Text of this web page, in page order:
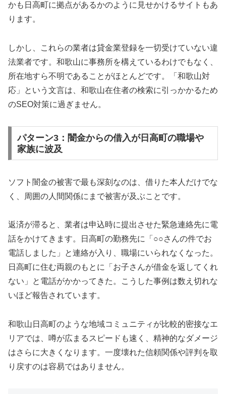
かも日高町に拠点があるかのように見せかけるサイトもあ
ります。
しかし、これらの業者は貸金業登録を一切受けていない違
法業者です。和歌山に事務所を構えているわけでもなく、
所在地すら不明であることがほとんどです。「和歌山対
応」という文言は、和歌山在住者の検索に引っかかるため
のSEO対策に過ぎません。
パターン3：闇金からの借入が日高町の職場や
家族に波及
ソフト闇金の被害で最も深刻なのは、借りた本人だけでな
く、周囲の人間関係にまで被害が及ぶことです。
返済が滞ると、業者は申込時に提出させた緊急連絡先に電
話をかけてきます。日高町の勤務先に「○○さんの件でお
電話しました」と連絡が入り、職場にいられなくなった。
日高町に住む両親のもとに「お子さんが借金を返してくれ
ない」と電話がかかってきた。こうした事例は数え切れな
いほど報告されています。
和歌山日高町のような地域コミュニティが比較的密接なエ
リアでは、噂が広まるスピードも速く、精神的なダメージ
はさらに大きくなります。一度壊れた信頼関係や評判を取
り戻すのは容易ではありません。